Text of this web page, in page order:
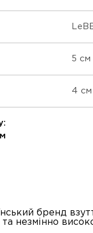
5 см
4 см
бренд
незмінно